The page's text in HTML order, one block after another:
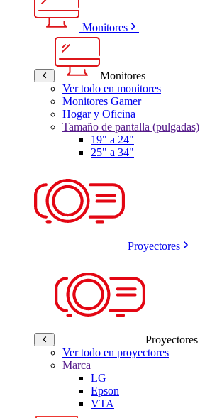
Monitores
Monitores
Ver todo en monitores
Monitores Gamer
Hogar y Oficina
Tamaño de pantalla (pulgadas)
19" a 24"
25" a 34"
Proyectores
Proyectores
Ver todo en proyectores
Marca
LG
Epson
VTA